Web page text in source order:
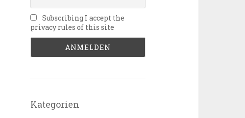
Subscribing I accept the
privacy rules of this site
Kategorien